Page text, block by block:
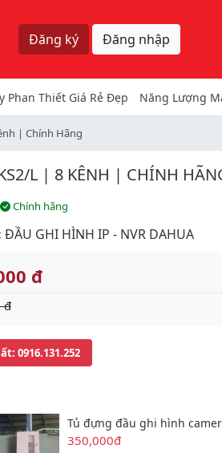
Đăng ký Đăng nhập
Phan Thiết Giá Rẻ Đẹp Năng Lượng
| Chính Hãng
L | 8 KÊNH | CHÍNH
Chính hãng
ĐẦU GHI HÌNH IP - NVR DAHUA
đ
đ
: 0916.131.252
Tủ đựng đầu ghi hình
350,000đ